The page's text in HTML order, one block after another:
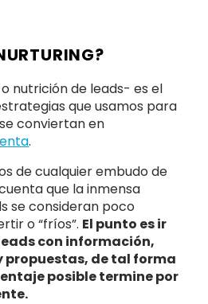
nutrición de leads- es el
que usamos para
conviertan en
.
de cualquier embudo de
que la inmensa
se consideran poco
o “fríos”. El punto es ir
con información,
propuestas, de tal forma
posible termine por